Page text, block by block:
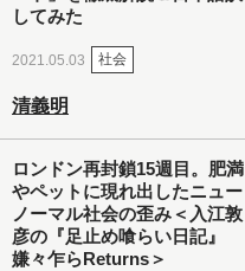
してみた
2021.05.03 社会
清義明
ロンドン再封鎖15週目。肥満
やペットに現れ出したニュー
ノーマル社会の歪み＜入江敦
彦の『足止め喰らい日記』
嫌々乍らReturns＞